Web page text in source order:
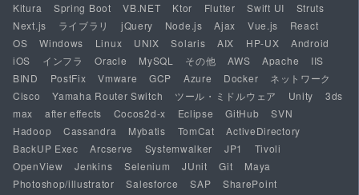
Kitura
Spring Boot VB.NET Ktor Flutter Swift UI
Struts
Next.js
ライブラリ jQuery Node.js Ajax Vue.js
React
OS
Windows Linux UNIX Solaris AIX HP-UX
Android
iOS
インフラ Oracle MySQL その他 AWS Apache
IIS
BIND
PostFix Vmware GCP Azure Docker
ネットワーク
Cisco
Yamaha Router Switch ツール・ミドルウェア Unity
3ds
max
after effects Cocos2d-x Eclipse GitHub
SVN
Hadoop
Cassandra Mybatis TomCat
ActiveDirectory
BackUP Exec
Arcserve Systemwalker JP1
Tivoli
OpenView
Jenkins Selenium JUnit Git
Maya
Photoshop/illustrator
Salesforce SAP SharePoint